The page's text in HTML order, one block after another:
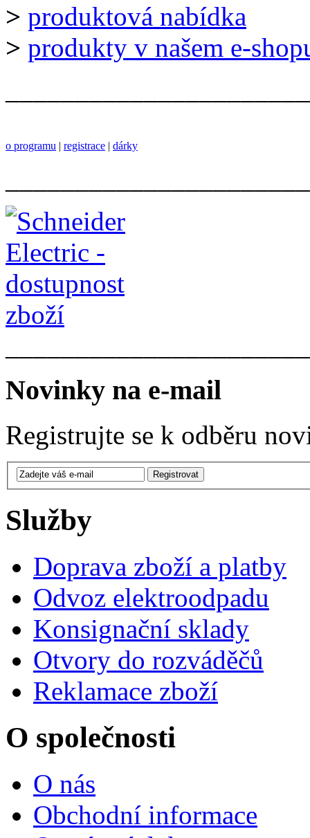
> produktová nabídka
> produkty v našem e-
o programu | registrace | dárky
Novinky na e-mail
Registrujte se k odběru
Služby
Doprava zboží a platby
Odvoz elektroodpadu
Konsignační sklady
Otvory do rozváděčů
Reklamace zboží
O společnosti
O nás
Obchodní informace